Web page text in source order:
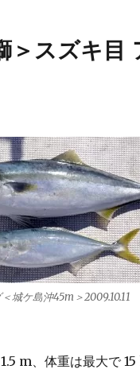
＞スズキ目
城ケ島沖45m＞2009.10.11
m、体重は最大で